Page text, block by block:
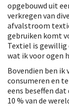
opgebouwd uit
verkregen van
afvalstroom
gebruiken komt
Textiel is
wat ik voor ogen
Bovendien ben
consumeren en
eens beseffen
10 % van de